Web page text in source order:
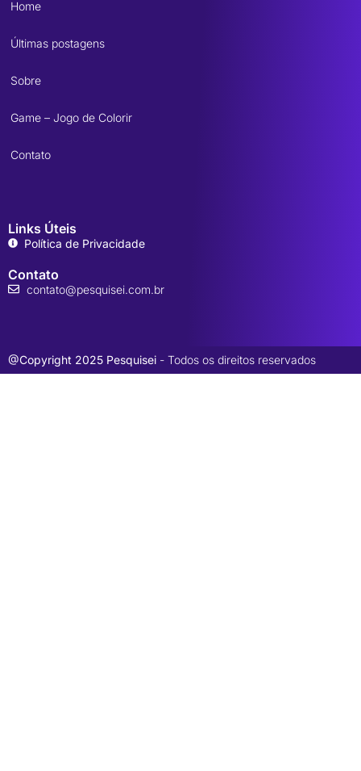
Home
Últimas postagens
Sobre
Game – Jogo de Colorir
Contato
Links Úteis
Política de Privacidade
Contato
contato@pesquisei.com.br
@Copyright 2025 Pesquisei - Todos os direitos reservados